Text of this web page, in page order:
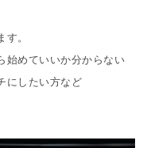
。
始めていいか分からない
にしたい方など